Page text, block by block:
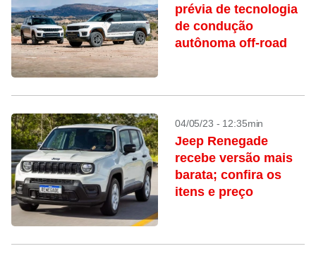
prévia de tecnologia
de condução
autônoma off-road
04/05/23 - 12:35min
Jeep Renegade
recebe versão mais
barata; confira os
itens e preço